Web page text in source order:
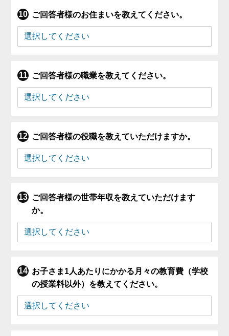
ご回答者様のお住まいを教えてください。
ご回答者様の職業を教えてください。
ご回答者様の役職を教えていただけますか。
ご回答者様の世帯年収を教えていただけます
か。
お子さま1人あたりにかかる月々の教育費（学校
の授業料以外）を教えてください。